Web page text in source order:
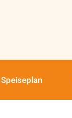
Speiseplan